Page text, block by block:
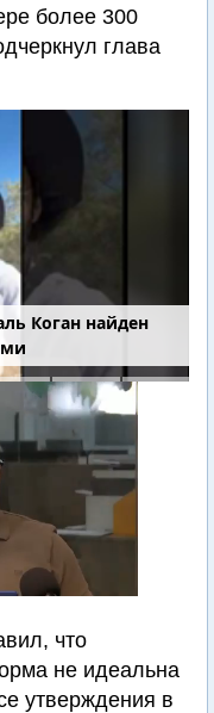
более 300
глава
Коган найден
что
не идеальна
утверждения в